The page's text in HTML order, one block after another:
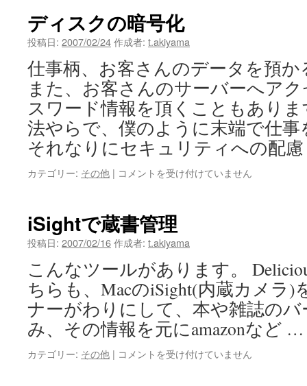
ディスクの暗号化
投稿日: 2007/02/24作成者: t.akiyama
仕事柄、お客さんのデータを預
また、お客さんのサーバーへア
スワード情報を頂くこともあり
法やらで、僕のように末端で仕
それなりにセキュリティへの配
カテゴリー: その他 | デ
ク
の
暗
化
は
コメントを受け付けていません
iSightで蔵書管理
投稿日: 2007/02/16作成者: t.akiyama
こんなツールがあります。
ちらも、MacのiSight(内蔵カメラ)
ナーがわりにして、本や雑誌の
み、その情報を元にamazonなど
カテゴリー: その他 | iSight
コメントを受け付けていません